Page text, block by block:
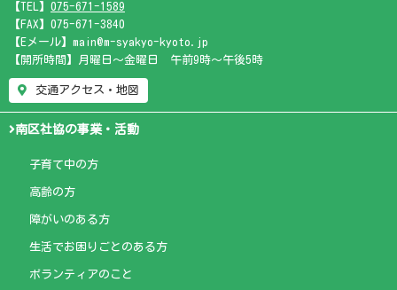
【TEL】 075-671-1589
【FAX】075-671-3840
【Eメール】main@m-syakyo-kyoto.jp
【開所時間】月曜日～金曜日 午前9時～午後5時
交通アクセス・地図
南区社協の事業・活動
子育て中の方
高齢の方
障がいのある方
生活でお困りごとのある方
ボランティアのこと